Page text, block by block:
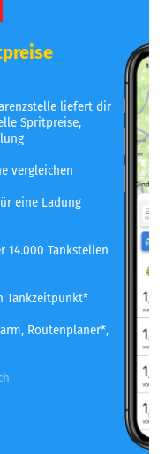
liefert dir
Spritpreise,
vergleichen
eine Ladung
Tankstellen
Tankzeitpunkt*
Routenplaner*,